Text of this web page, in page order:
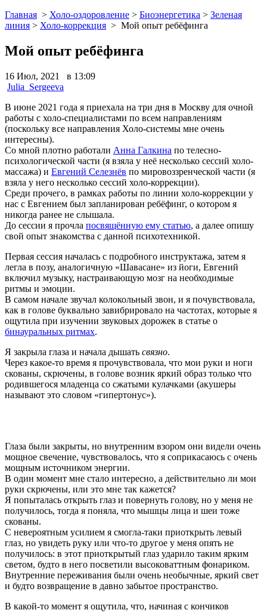
Главная > Холо-оздоровление > Биоэнергетика > Зеленая
линия > Холо-коррекция > Мой опыт ребёфинга
Мой опыт ребёфинга
16 Июл, 2021 в 13:09
Julia_Sergeeva
В июне 2021 года я приехала на три дня в Москву для очной
работы с холо-специалистами по всем направлениям
(поскольку все направления Холо-системы мне очень
интересны).
Со мной плотно работали Анна Галкина по телесно-
психологической части (я взяла у неё несколько сессий холо-
массажа) и Евгений Селезнёв по мировоззренческой части (я
взяла у него несколько сессий холо-коррекции).
Среди прочего, в рамках работы по линии холо-коррекции у
нас с Евгением был запланирован ребёфинг, о котором я
никогда ранее не слышала.
До сессии я прочла посвящённую ему статью, а далее опишу
свой опыт знакомства с данной психотехникой.
Первая сессия началась с подробного инструктажа, затем я
легла в позу, аналогичную «Шавасане» из йоги, Евгений
включил музыку, настраивающую мозг на необходимые
ритмы и эмоции.
В самом начале звучал колокольный звон, и я почувствовала,
как в голове буквально завибрировало на частотах, которые я
ощутила при изучении звуковых дорожек в статье о
бинауральных ритмах.
Я закрыла глаза и начала дышать связно.
Через какое-то время я прочувствовала, что мои руки и ноги
скованы, скрючены, в голове возник яркий образ только что
родившегося младенца со сжатыми кулачками (акушеры
называют это словом «гипертонус»).
Глаза были закрыты, но внутренним взором они видели очень
мощное свечение, чувствовалось, что я соприкасаюсь с очень
мощным источником энергии.
В один момент мне стало интересно, а действительно ли мои
руки скрючены, или это мне так кажется?
Я попыталась открыть глаз и повернуть голову, но у меня не
получилось, тогда я поняла, что мышцы лица и шеи тоже
скованы.
С невероятным усилием я смогла-таки приоткрыть левый
глаз, но увидеть руку или что-то другое у меня опять не
получилось: в этот приоткрытый глаз ударило таким ярким
светом, будто в него посветили высоковаттным фонариком.
Внутренние переживания были очень необычные, яркий свет
и будто возвращение в давно забытое пространство.
В какой-то момент я ощутила, что, начиная с кончиков